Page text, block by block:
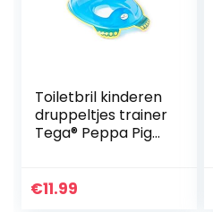
Toiletbril kinderen
druppeltjes trainer
Tega® Peppa Pig
€11.99